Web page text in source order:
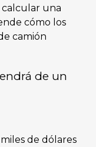
calcular una
cómo los
camión
de un
de dólares